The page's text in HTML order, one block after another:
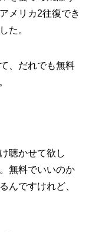
メリカ2往復でき
た。
、だれでも無料
聴かせて欲し
無料でいいのか
んですけれど、